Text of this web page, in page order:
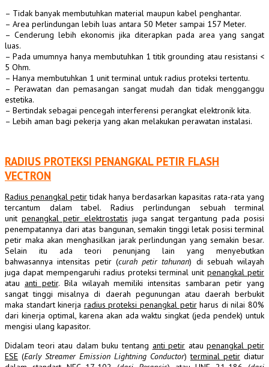
– Tidak banyak membutuhkan material maupun kabel penghantar.
– Area perlindungan lebih luas antara 50 Meter sampai 157 Meter.
– Cenderung lebih ekonomis jika diterapkan pada area yang sangat
luas.
– Pada umumnya hanya membutuhkan 1 titik grounding atau resistansi <
5 Ohm.
– Hanya membutuhkan 1 unit terminal untuk radius proteksi tertentu.
– Perawatan dan pemasangan sangat mudah dan tidak mengganggu
estetika.
– Bertindak sebagai pencegah interferensi perangkat elektronik kita.
– Lebih aman bagi pekerja yang akan melakukan perawatan instalasi.
RADIUS PROTEKSI PENANGKAL PETIR FLASH
VECTRON
Radius penangkal petirtidak hanya berdasarkan kapasitas rata-rata yang
tercantum dalam tabel. Radius perlindungan sebuah terminal
unit penangkal petir elektrostatis juga sangat tergantung pada posisi
penempatannya dari atas bangunan, semakin tinggi letak posisi terminal
petir maka akan menghasilkan jarak perlindungan yang semakin besar.
Selain itu ada teori penunjang lain yang menyebutkan
bahwasannya intensitas petir (curah petir tahunan) di sebuah wilayah
juga dapat mempengaruhi radius proteksi terminal unitpenangkal petir
atau anti petir. Bila wilayah memiliki intensitas sambaran petir yang
sangat tinggi misalnya di daerah pegunungan atau daerah berbukit
maka standart kinerja radius proteksi penangkal petirharus di nilai 80%
dari kinerja optimal, karena akan ada waktu singkat (jeda pendek) untuk
mengisi ulang kapasitor.
Didalam teori atau dalam buku tentang anti petir ataupenangkal petir
ESE (Early Streamer Emission Lightning Conductor)terminal petir diatur